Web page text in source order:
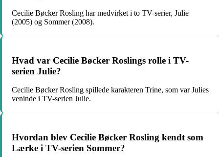
Cecilie Bøcker Rosling har medvirket i to TV-serier, Julie
(2005) og Sommer (2008).
Hvad var Cecilie Bøcker Roslings rolle i TV-
serien Julie?
Cecilie Bøcker Rosling spillede karakteren Trine, som var Julies
veninde i TV-serien Julie.
Hvordan blev Cecilie Bøcker Rosling kendt som
Lærke i TV-serien Sommer?